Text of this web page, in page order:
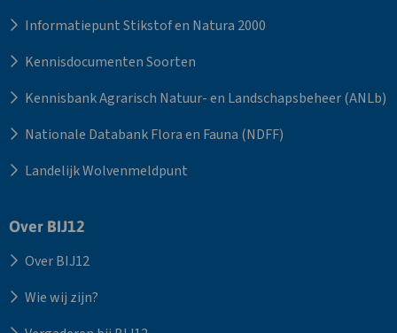
Informatiepunt Stikstof en Natura 2000
Kennisdocumenten Soorten
Kennisbank Agrarisch Natuur- en Landschapsbeheer (ANLb)
Nationale Databank Flora en Fauna (NDFF)
Landelijk Wolvenmeldpunt
Over BIJ12
Over BIJ12
Wie wij zijn?